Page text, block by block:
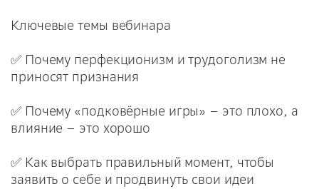
Ключевые темы вебинара
✅ Почему перфекционизм и трудоголизм не
приносят признания
✅ Почему «подковёрные игры» – это плохо, а
влияние – это хорошо
✅ Как выбрать правильный момент, чтобы
заявить о себе и продвинуть свои идеи